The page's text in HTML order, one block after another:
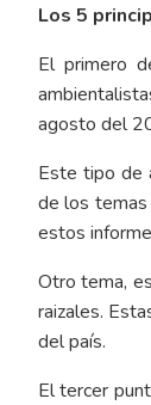
Los 5
El primero
agosto del
Este tipo de
de los temas
estos
Otro tema,
raizales.
del país.
El tercer